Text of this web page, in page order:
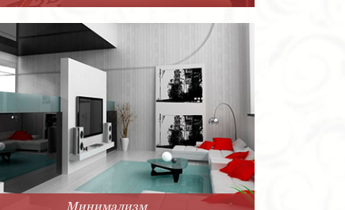
Минимализм